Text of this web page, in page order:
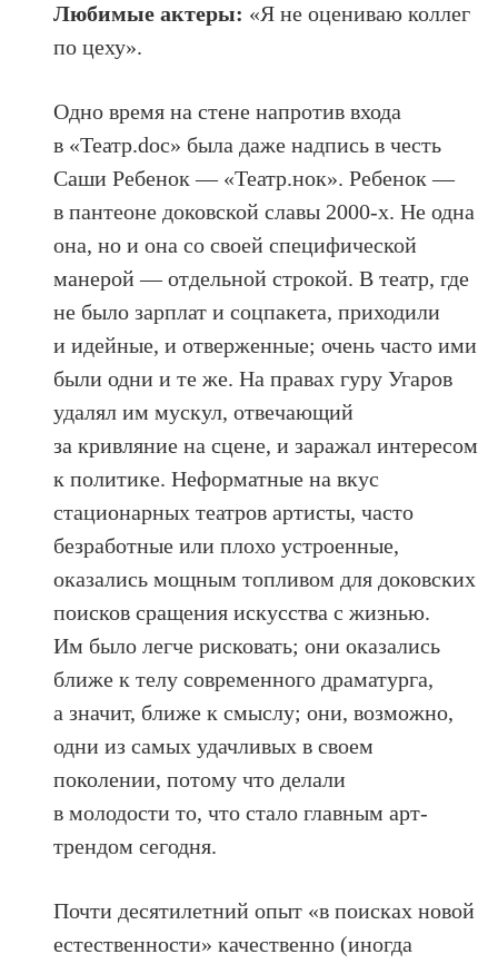
Любимые актеры: «Я не оцениваю коллег
по цеху».
Одно время на стене напротив входа
в «Театр.doc» была даже надпись в честь
Саши Ребенок — «Театр.нок». Ребенок —
в пантеоне доковской славы 2000-х. Не одна
она, но и она со своей специфической
манерой — отдельной строкой. В театр, где
не было зарплат и соцпакета, приходили
и идейные, и отверженные; очень часто ими
были одни и те же. На правах гуру Угаров
удалял им мускул, отвечающий
за кривляние на сцене, и заражал интересом
к политике. Неформатные на вкус
стационарных театров артисты, часто
безработные или плохо устроенные,
оказались мощным топливом для доковских
поисков сращения искусства с жизнью.
Им было легче рисковать; они оказались
ближе к телу современного драматурга,
а значит, ближе к смыслу; они, возможно,
одни из самых удачливых в своем
поколении, потому что делали
в молодости то, что стало главным арт-
трендом сегодня.
Почти десятилетний опыт «в поисках новой
естественности» качественно (иногда